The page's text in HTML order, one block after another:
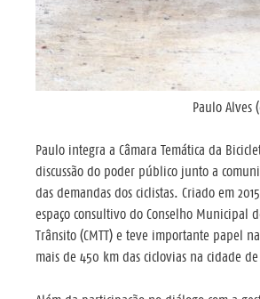
Paulo Alves
Paulo integra a Câmara Temática da
discussão do poder público junto a
das demandas dos ciclistas. Criado em
espaço consultivo do Conselho Municipal
Trânsito (CMTT) e teve importante papel
mais de 450 km das ciclovias na cidade